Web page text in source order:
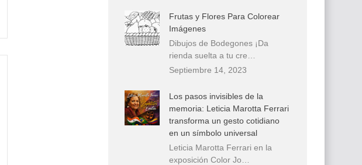
Frutas y Flores Para Colorear
Imágenes
Dibujos de Bodegones ¡Da
rienda suelta a tu cre…
Septiembre 14, 2023
Los pasos invisibles de la
memoria: Leticia Marotta Ferrari
transforma un gesto cotidiano
en un símbolo universal
Leticia Marotta Ferrari en la
exposición Color Jo…